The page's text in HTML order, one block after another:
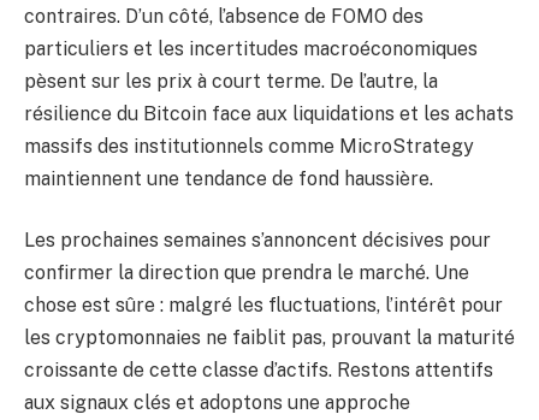
contraires. D’un côté, l’absence de FOMO des
particuliers et les incertitudes macroéconomiques
pèsent sur les prix à court terme. De l’autre, la
résilience du Bitcoin face aux liquidations et les achats
massifs des institutionnels comme MicroStrategy
maintiennent une tendance de fond haussière.
Les prochaines semaines s’annoncent décisives pour
confirmer la direction que prendra le marché. Une
chose est sûre : malgré les fluctuations, l’intérêt pour
les cryptomonnaies ne faiblit pas, prouvant la maturité
croissante de cette classe d’actifs. Restons attentifs
aux signaux clés et adoptons une approche